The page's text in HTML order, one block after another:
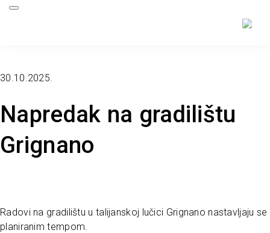
Napredak na gradilištu
Grignano
30.10.2025.
Radovi na gradilištu u talijanskoj lučici Grignano nastavljaju se
planiranim tempom.